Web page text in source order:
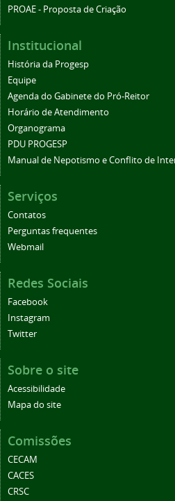
PROAE - Proposta de Criação
Institucional
História da Progesp
Equipe
Agenda do Gabinete do Pró-Reitor
Horário de Atendimento
Organograma
PDU PROGESP
Manual de Nepotismo e Conflito de
Serviços
Contatos
Perguntas frequentes
Webmail
Redes Sociais
Facebook
Instagram
Twitter
Sobre o site
Acessibilidade
Mapa do site
Comissões
CECAM
CACES
CRSC